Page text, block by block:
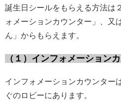
誕生日シールをもらえる方法は
ォメーションカウンター」、又
ん」からもらえます。
（１）インフォメーション
インフォメーションカウンター
ぐのロビーにあります。